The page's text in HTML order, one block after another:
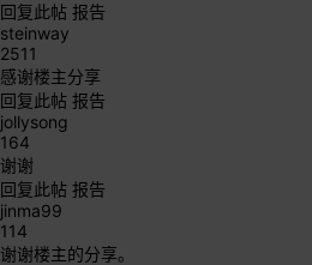
回复此帖 报告
steinway
2511
感谢楼主分享
回复此帖 报告
jollysong
164
谢谢
回复此帖 报告
jinma99
114
谢谢楼主的分享。